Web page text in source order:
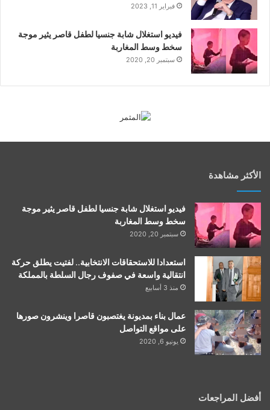
فبراير 11, 2023
فيديو استغلال شابة جنسيا لطفل قاصر يثير موجة
سخط وسط المغاربة
سبتمبر 20, 2020
الأكثر مشاهدة
فيديو استغلال شابة جنسيا لطفل قاصر يثير موجة
سخط وسط المغاربة
سبتمبر 20, 2020
استعدادا للاستحقاقات الانتخابية.. لفتيت يطلق حركة
انتقالية واسعة في صفوف رجال السلطة بالمملكة
منذ 3 أسابيع
عمال بناء بمديونة يغتصبون قاصرا وينشرون صورها
على مواقع التواصل
يونيو 6, 2020
أفضل المراجعات